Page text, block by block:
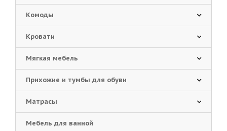
Комоды
Кровати
Мягкая мебель
Прихожие и тумбы для обуви
Матрасы
Мебель для ванной